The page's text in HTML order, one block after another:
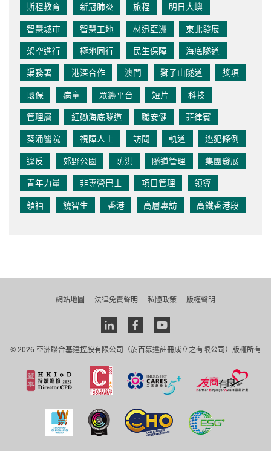
斯程教育
新冠肺炎 旅程
明日大嶼
智慧城市
智慧工地 材迅亞洲
東北發展
架空進行
極地同行 民生保障
海底隧道
渠務署
港深合作 澳門 獅子山隧道
獎項
環保
病童 眾籌平台 短片
科技
管理層
紅磡海底隧道 職安健
菲律賓
葵涌醫院
視障人士 訪問 軌道
逃犯條例
違反
郊野公園 防洪 隧道管理
集團發展
青年力量
非專營巴士 項目管理
領導
領袖
饒智生 香港 高層專訪 高鐵香港段
網站地圖 法律免責聲明 私隱政策 版權聲明
Linkedinfacebookyoutube
© 2026 亞洲聯合基建控股有限公司（於百慕達註冊成立之有限公司）版權所有